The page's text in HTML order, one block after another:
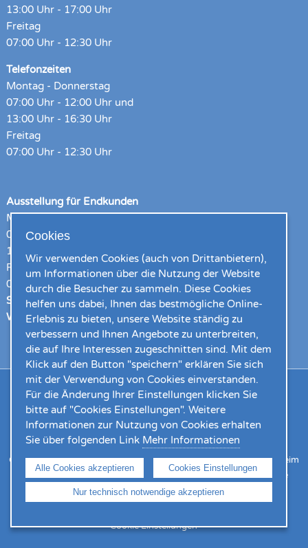
13:00 Uhr - 17:00 Uhr
Freitag
07:00 Uhr - 12:30 Uhr
Telefonzeiten
Montag - Donnerstag
07:00 Uhr - 12:00 Uhr und
13:00 Uhr - 16:30 Uhr
Freitag
07:00 Uhr - 12:30 Uhr
Ausstellung für Endkunden
Montag - Donnerstag
08:00 Uhr – 12:00 Uhr und
13:00 – 17:00 Uhr
Freitag
08:00 Uhr – 12:00 Uhr
Samstag geschlossen
Wir bitten umTerminvereinbarung
Home Aktuelles Bodenbeläge
Terrassenbeläge
Beschattungen/Heimtextilien
Ausstellung
Kundenlogin
Onlineshop
Unternehmen Ansprechpartner
Gebrüder Görgner GmbH I Anton-Jakob-Straße 3 I 83026 Rosenheim
Tel.: +49 8031/97785 I Fax: +49 8031/97887 I
info@goergner.de
ImpressumIDatenschutzIAGBICE-DOP
Cookie Einstellungen
Cookies
Wir verwenden Cookies (auch von Drittanbietern),
um Informationen über die Nutzung der Website
durch die Besucher zu sammeln. Diese Cookies
helfen uns dabei, Ihnen das bestmögliche Online-
Erlebnis zu bieten, unsere Website ständig zu
verbessern und Ihnen Angebote zu unterbreiten,
die auf Ihre Interessen zugeschnitten sind. Mit dem
Klick auf den Button "speichern" erklären Sie sich
mit der Verwendung von Cookies einverstanden.
Für die Änderung Ihrer Einstellungen klicken Sie
bitte auf "Cookies Einstellungen". Weitere
Informationen zur Nutzung von Cookies erhalten
Sie über folgenden Link Mehr Informationen
Alle Cookies akzeptieren Cookies Einstellungen
Nur technisch notwendige akzeptieren